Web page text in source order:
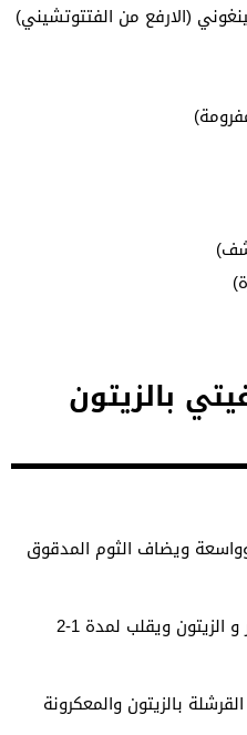
(الارفع من الفتتوتشيني)
بالزيتون
ويضاف الثوم المدقوق
2. تضاف البندورة القرشلة و الزعتر و الزيتون ويقلب لمدة 1-2